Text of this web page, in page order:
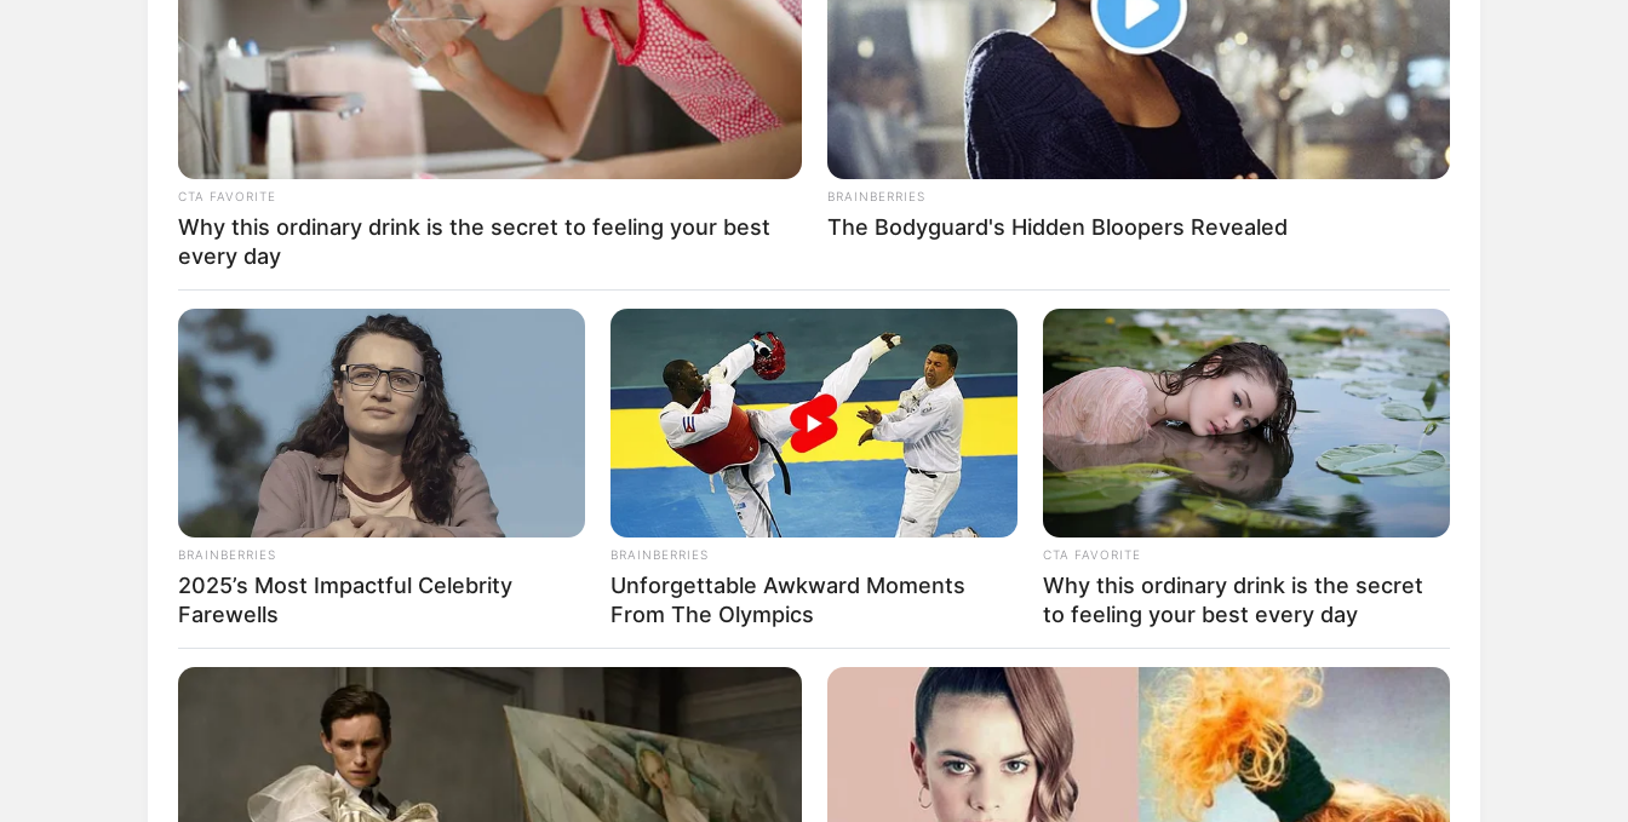
NBA YoungBoy
VOTE
Tanggal Lahir:
20 Oktober1999
Tempat Lahir:
Louisiana
Amerika Serikat
26 Tahun
Serem! 9 Chat Ojek Online &
Pelanggan Ini Bikin Auto
Merinding
CTA FAVORITE
Why this ordinary drink is the secret to feeling your best
every day
BRAINBERRIES
The Bodyguard's Hidden Bloopers Revealed
BRAINBERRIES
2025’s Most Impactful Celebrity
Farewells
BRAINBERRIES
Unforgettable Awkward Moments
From The Olympics
CTA FAVORITE
Why this ordinary drink is the secret
to feeling your best every day